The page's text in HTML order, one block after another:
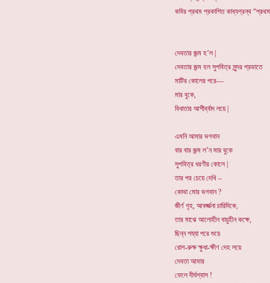
কবির প্রথম প্রকাশিত কাব্যগ্রন্থ
দেবতার জন্ম হ’ল |
দেবতার জন্ম হল সুপবিত্র সুন্দর প্রভাতে
মাটির কোলের পরে—
মার বুকে,
বিধাতার আশীর্ব্বাদ লয়ে |
এমনি আমার ভগবান
বার বার জন্ম ল’ন মার বুকে
সুপবিত্র ধরণীর কোলে |
তার পর চেয়ে দেখি –
কোথা মোর ভগবান ?
জীর্ণ গৃহ, আবর্জ্জনা চারিদিকে,
তার মাঝে আলোহীন বায়ুহীন কক্ষে,
ছিন্ন শয্যা পরে শুয়ে
রোগ-রুক্ষ ক্ষুধা-ক্ষীণ দেহ লয়ে
দেবতা আমার
ফেলে দীর্ঘশ্বাস !